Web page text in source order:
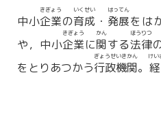
中小企業
きぎょう
の育成
いくせい
・ 発展
はってん
をは
や，中小企業
きぎょう
に関
かん
する法律
ほうりつ
をとりあつかう行政機関
ぎょうせいきかん
。
けい